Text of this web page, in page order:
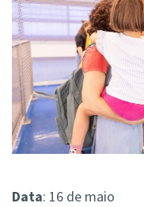
Data: 16 de maio